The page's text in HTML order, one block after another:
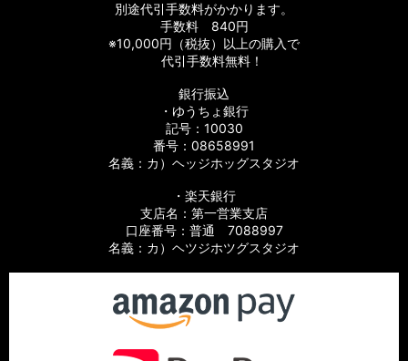
別途代引手数料がかかります。
手数料 840円
※10,000円（税抜）以上の購入で
代引手数料無料！
銀行振込
・ゆうちょ銀行
記号：10030
番号：08658991
名義：カ）ヘッジホッグスタジオ
・楽天銀行
支店名：第一営業支店
口座番号：普通 7088997
名義：カ）ヘツジホツグスタジオ